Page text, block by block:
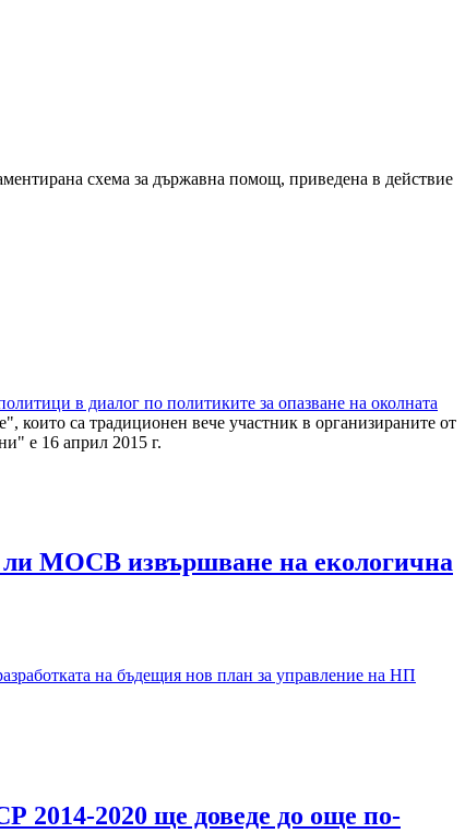
схема за държавна помощ, приведена в действие
в диалог по политиките за опазване на околната
които са традиционен вече участник в организираните от
е 16 април 2015 г.
ли МОСВ извършване на екологична
на бъдещия нов план за управление на НП
2014-2020 ще доведе до още по-